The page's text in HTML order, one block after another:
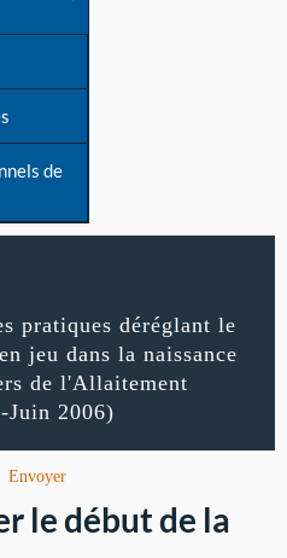
de
pratiques déréglant le
jeu dans la naissance
de l'Allaitement
2006)
Envoyer
le début de la